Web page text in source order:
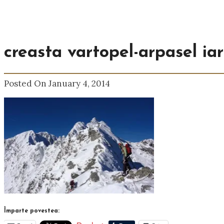
creasta vartopel-arpasel
Posted On January 4, 2014
Împarte povestea: